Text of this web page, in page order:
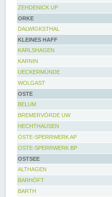
ZEHDENICK UP
ORKE
DALWIGKSTHAL
KLEINES HAFF
KARLSHAGEN
KARNIN
UECKERMÜNDE
WOLGAST
OSTE
BELUM
BREMERVÖRDE UW
HECHTHAUSEN
OSTE-SPERRWERK AP
OSTE-SPERRWERK BP
OSTSEE
ALTHAGEN
BARHÖFT
BARTH